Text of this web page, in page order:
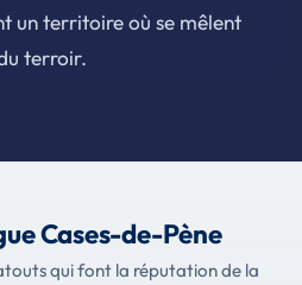
un territoire où se mêlent
terroir.
Cases-de-Pène
qui font la réputation de la